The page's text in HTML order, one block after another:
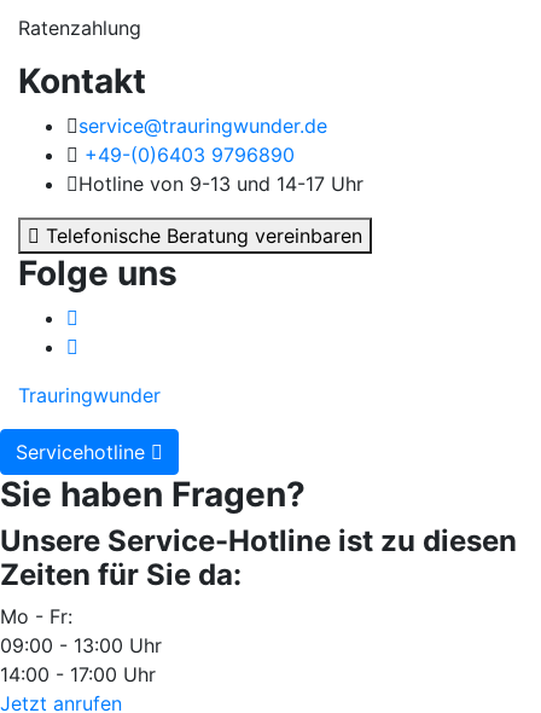
Ratenzahlung
Kontakt
service@trauringwunder.de
+49-(0)6403 9796890
Hotline von 9-13 und 14-17 Uhr
Telefonische Beratung vereinbaren
Folge uns
Trauringwunder
Servicehotline
Sie haben Fragen?
Unsere Service-Hotline ist zu diesen
Zeiten für Sie da:
Mo - Fr:
09:00 - 13:00 Uhr
14:00 - 17:00 Uhr
Jetzt anrufen